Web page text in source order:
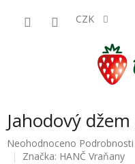
CZK
Jahodový
Průměrné
hodnocení
Neohodnoceno
Značka: HANČ Vraňany